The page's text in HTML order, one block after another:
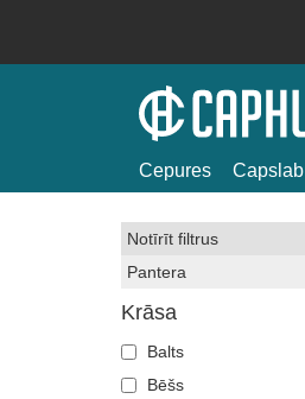
Cepures Capslab
Notīrīt filtrus
Pantera
Krāsa
Balts
Bēšs